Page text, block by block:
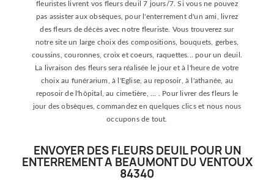
fleuristes livrent vos fleurs deuil 7 jours/7. Si vous ne pouvez
pas assister aux obsèques, pour l'enterrement d'un ami, livrez
des fleurs de décès avec notre fleuriste. Vous trouverez sur
notre site un large choix des compositions, bouquets, gerbes,
coussins, couronnes, croix et coeurs, raquettes... pour un deuil.
La livraison des fleurs sera réalisée le jour et à l'heure de votre
choix au funérarium, à l'Eglise, au reposoir, à l'athanée, au
reposoir de l'hôpital, au cimetière, ... . Pour livrer des fleurs le
jour des obsèques, commandez en quelques clics et nous nous
occupons de tout.
ENVOYER DES FLEURS DEUIL POUR UN
ENTERREMENT A BEAUMONT DU VENTOUX
84340